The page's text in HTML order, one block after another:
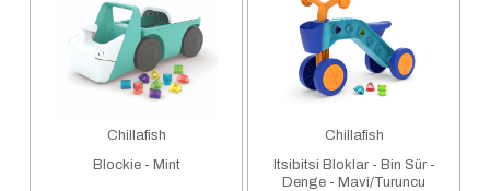
Chillafish
Blockie - Mint
Chillafish
Itsibitsi Bloklar - Bin Sür -
Denge - Mavi/Turuncu